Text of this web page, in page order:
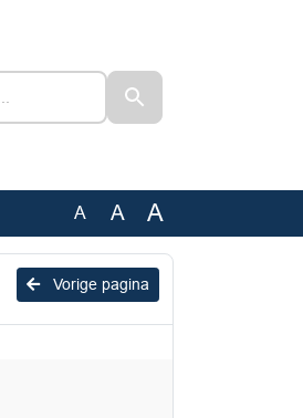
A A A
Vorige pagina